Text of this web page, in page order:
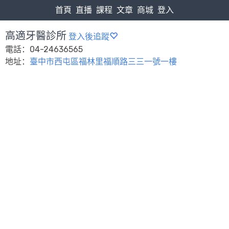
首頁 直播 課程 文章 商城 登入
高適牙醫診所 登入後追蹤
電話：04-24636565
地址： 臺中市西屯區福林里福順路三三一號一樓